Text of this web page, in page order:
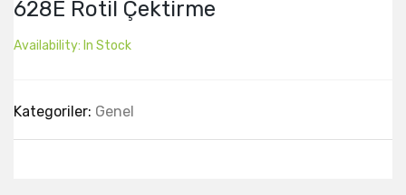
628E Rotil Çektirme
Availability: In Stock
Kategoriler: Genel